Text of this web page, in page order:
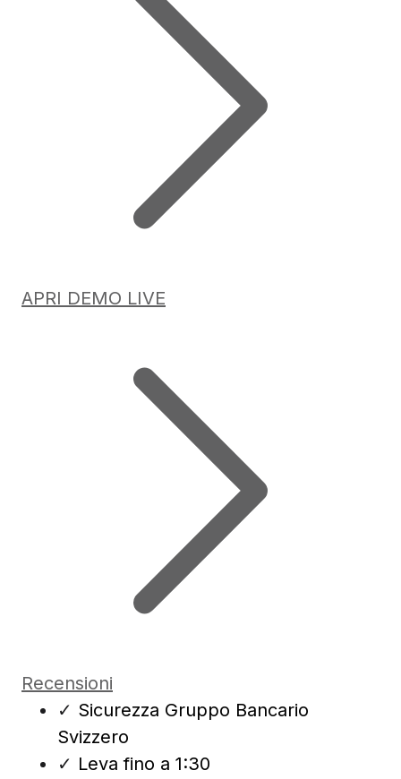
APRI DEMO LIVE
Recensioni
✓ Sicurezza Gruppo Bancario
Svizzero
✓ Leva fino a 1:30